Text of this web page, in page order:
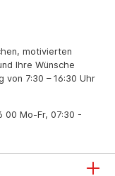
motivierten
Ihre Wünsche
von 7:30 – 16:30 Uhr
00 Mo-Fr, 07:30 -